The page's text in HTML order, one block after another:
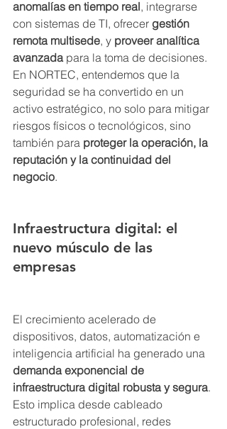
anomalías en tiempo real, integrarse
con sistemas de TI, ofrecer gestión
remota multisede, y proveer analítica
avanzada para la toma de decisiones.
En NORTEC, entendemos que la
seguridad se ha convertido en un
activo estratégico, no solo para mitigar
riesgos físicos o tecnológicos, sino
también para proteger la operación, la
reputación y la continuidad del
negocio.
Infraestructura digital: el
nuevo músculo de las
empresas
El crecimiento acelerado de
dispositivos, datos, automatización e
inteligencia artificial ha generado una
demanda exponencial de
infraestructura digital robusta y segura.
Esto implica desde cableado
estructurado profesional, redes